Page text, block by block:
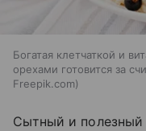
Богатая клетчаткой и
орехами готовится за
Freepik.com
Сытный и полезный